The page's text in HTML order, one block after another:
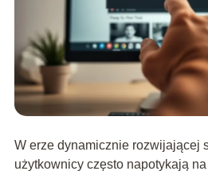
W erze dynamicznie rozwijającej
użytkownicy często napotykają